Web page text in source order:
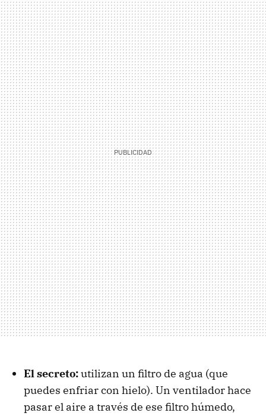
El secreto:utilizan un filtro de agua (que
puedes enfriar con hielo). Un ventilador hace
pasar el aire a través de ese filtro húmedo,